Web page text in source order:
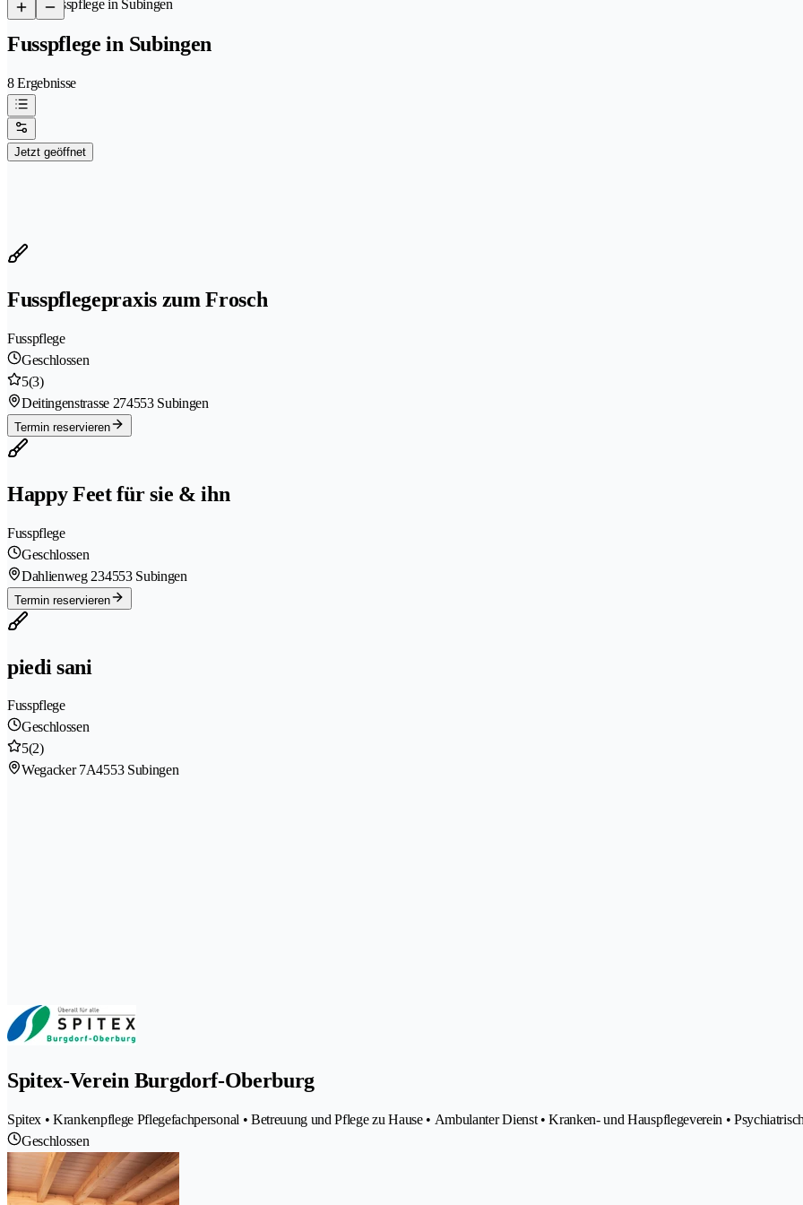
/Fusspflege in Subingen
Fusspflege in Subingen
8 Ergebnisse
Jetzt geöffnet
Fusspflegepraxis zum Frosch
Fusspflege
Geschlossen
5(3)
Deitingenstrasse 274553 Subingen
Termin reservieren
Happy Feet für sie & ihn
Fusspflege
Geschlossen
Dahlienweg 234553 Subingen
Termin reservieren
piedi sani
Fusspflege
Geschlossen
5(2)
Wegacker 7A4553 Subingen
Spitex-Verein Burgdorf-Oberburg
Spitex • Krankenpflege Pflegefachpersonal • Betreuung und Pflege zu Hause • Ambulanter Dienst • Kranken- und Hauspflegeverein •
Geschlossen